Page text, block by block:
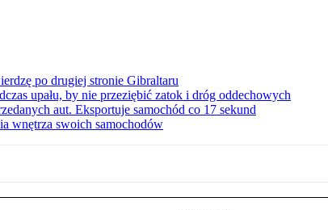
po drugiej stronie Gibraltaru
upału, by nie przeziębić zatok i dróg oddechowych
aut. Eksportuje samochód co 17 sekund
wnętrza swoich samochodów